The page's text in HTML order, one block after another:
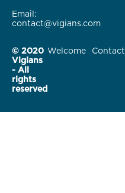
Email:
contact@vigians.com
© 2020
Vigians
- All
rights
reserved
Welcome Contact